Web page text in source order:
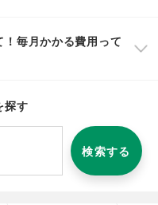
毎月かかる費用って
探す
検索する